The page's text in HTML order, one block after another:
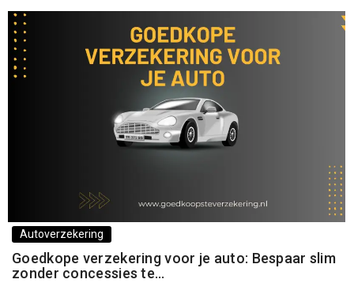
Autoverzekering
Goedkope verzekering voor je auto: Bespaar slim
zonder concessies te…